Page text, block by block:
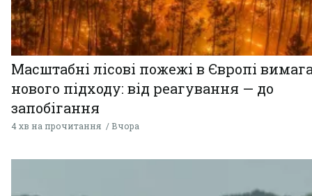
Масштабні лісові пожежі в Європі
нового підходу: від реагування — до
запобігання
4 хв на прочитання Вчора